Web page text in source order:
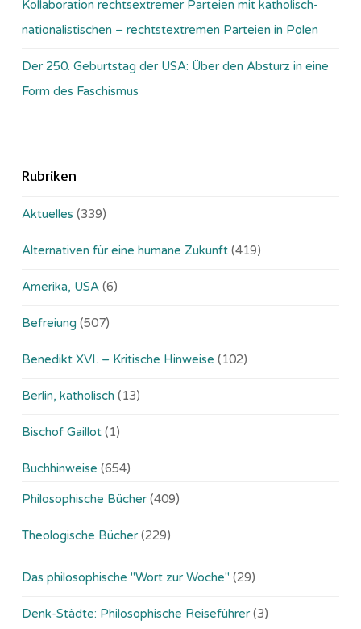
Kollaboration rechtsextremer Parteien mit katholisch-
nationalistischen – rechtstextremen Parteien in Polen
Der 250. Geburtstag der USA: Über den Absturz in eine
Form des Faschismus
Rubriken
Aktuelles (339)
Alternativen für eine humane Zukunft (419)
Amerika, USA (6)
Befreiung (507)
Benedikt XVI. – Kritische Hinweise (102)
Berlin, katholisch (13)
Bischof Gaillot (1)
Buchhinweise (654)
Philosophische Bücher (409)
Theologische Bücher (229)
Das philosophische "Wort zur Woche" (29)
Denk-Städte: Philosophische Reiseführer (3)